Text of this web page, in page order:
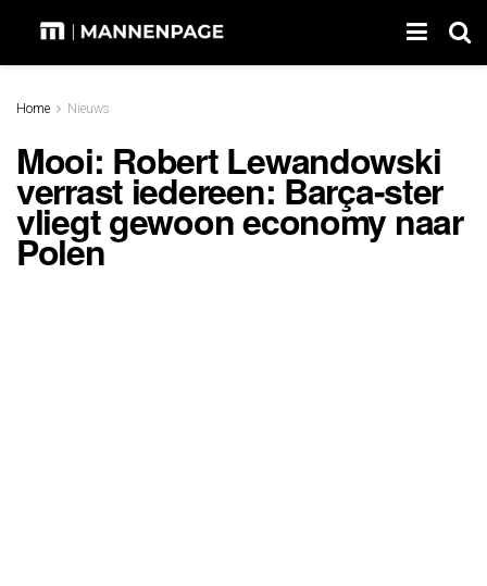
Home Nieuws
Mooi: Robert Lewandowski
verrast iedereen: Barça-ster
vliegt gewoon economy naar
Polen